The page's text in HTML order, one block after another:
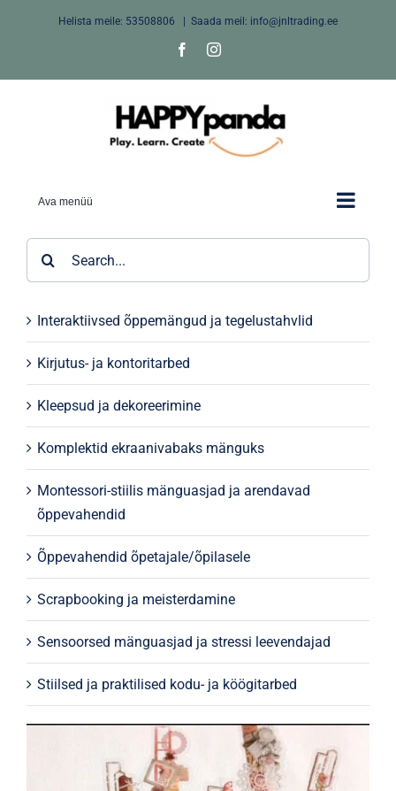
Helista meile: 53508806 Saada meil: info@jnltrading.ee
FacebookInstagram
Ava menüü
Interaktiivsed õppemängud ja tegelustahvlid
Kirjutus- ja kontoritarbed
Kleepsud ja dekoreerimine
Komplektid ekraanivabaks mänguks
Montessori-stiilis mänguasjad ja arendavad
õppevahendid
Õppevahendid õpetajale/õpilasele
Scrapbooking ja meisterdamine
Sensoorsed mänguasjad ja stressi leevendajad
Stiilsed ja praktilised kodu- ja köögitarbed